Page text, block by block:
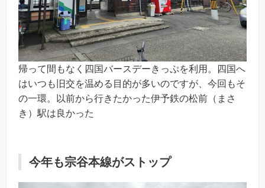
帰って間もなく四国バースデーきっぷを利用。四国へ
はいつも旧交を温める目的が多いのですが、今回もそ
の一環。以前から行きたかった伊予鉄の松前（まさ
き）駅は良かった
今年も宗谷本線がストップ